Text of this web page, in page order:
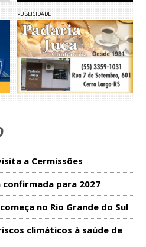
PUBLICIDADE
a Cermissões
para 2027
no Rio Grande do Sul
climáticos à saúde de